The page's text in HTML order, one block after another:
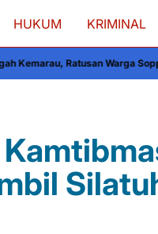
HUKUM KRIMINAL
Warga Soppeng Gelar